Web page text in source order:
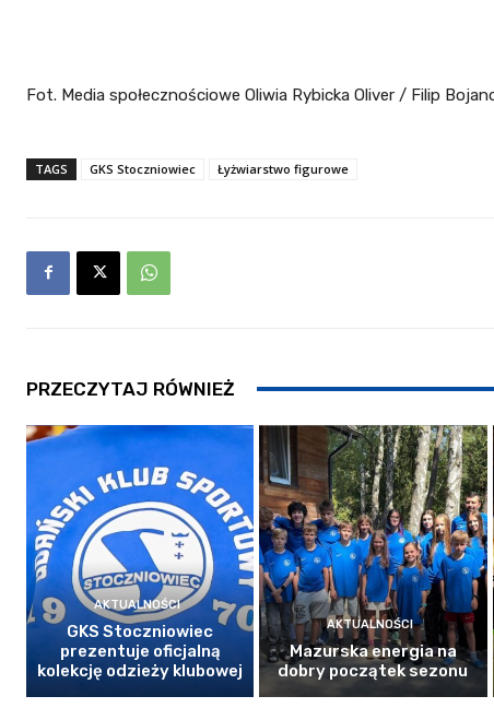
Fot. Media społecznościowe Oliwia Rybicka Oliver / Filip
TAGS GKS Stoczniowiec Łyżwiarstwo figurowe
PRZECZYTAJ RÓWNIEŻ
AKTUALNOŚCI
GKS Stoczniowiec
prezentuje oficjalną
kolekcję odzieży klubowej
AKTUALNOŚCI
Mazurska energia na
dobry początek sezonu